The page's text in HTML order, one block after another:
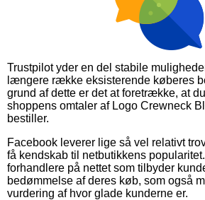
Trustpilot yder en del stabile
længere række eksisterende køberes
grund af dette er det at foretrække, at
shoppens omtaler af Logo Crewneck
bestiller.
Facebook leverer lige så vel relativt
få kendskab til netbutikkens
forhandlere på nettet som tilbyder
bedømmelse af deres køb, som også
vurdering af hvor glade kunderne er.